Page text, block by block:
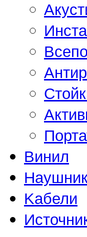
Винил
Kабели